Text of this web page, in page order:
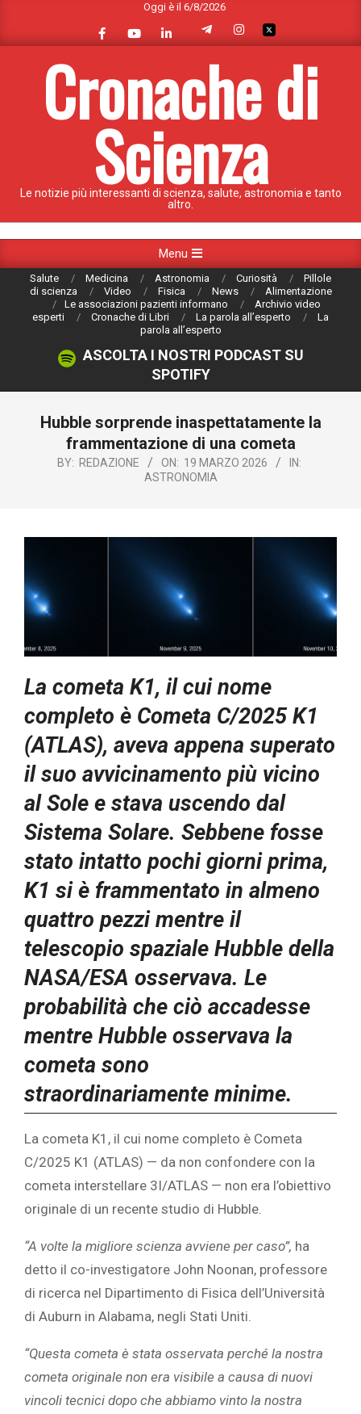
content
Oggi è il 6/8/2026
Cronache di
Scienza
Le notizie più interessanti di scienza, salute, astronomia e tanto
altro.
Navigation
Menu
Salute Medicina Astronomia Curiosità
Pillole
di scienza
Video Fisica News
Alimentazione
Le associazioni pazienti informano
Archivio video
esperti
Cronache di Libri La parola all’esperto
La
parola all’esperto
ASCOLTA I NOSTRI PODCAST SU
SPOTIFY
Hubble sorprende inaspettatamente la
frammentazione di una cometa
BY: REDAZIONE ON: 19 MARZO 2026
IN:
ASTRONOMIA
La cometa K1, il cui nome
completo è Cometa C/2025 K1
(ATLAS), aveva appena superato
il suo avvicinamento più vicino
al Sole e stava uscendo dal
Sistema Solare. Sebbene fosse
stato intatto pochi giorni prima,
K1 si è frammentato in almeno
quattro pezzi mentre il
telescopio spaziale Hubble della
NASA/ESA osservava. Le
probabilità che ciò accadesse
mentre Hubble osservava la
cometa sono
straordinariamente minime.
La cometa K1, il cui nome completo è Cometa
C/2025 K1 (ATLAS) — da non confondere con la
cometa interstellare 3I/ATLAS — non era l’obiettivo
originale di un recente studio di Hubble.
“A volte la migliore scienza avviene per caso”, ha
detto il co-investigatore John Noonan, professore
di ricerca nel Dipartimento di Fisica dell’Università
di Auburn in Alabama, negli Stati Uniti.
“Questa cometa è stata osservata perché la nostra
cometa originale non era visibile a causa di nuovi
vincoli tecnici dopo che abbiamo vinto la nostra